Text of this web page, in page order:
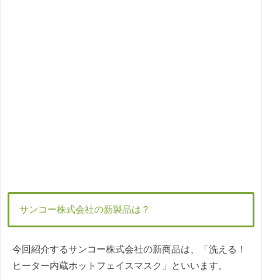
サンコー株式会社の新製品は？
今回紹介するサンコー株式会社の新商品は、「洗える！
ヒーター内蔵ホットフェイスマスク」といいます。